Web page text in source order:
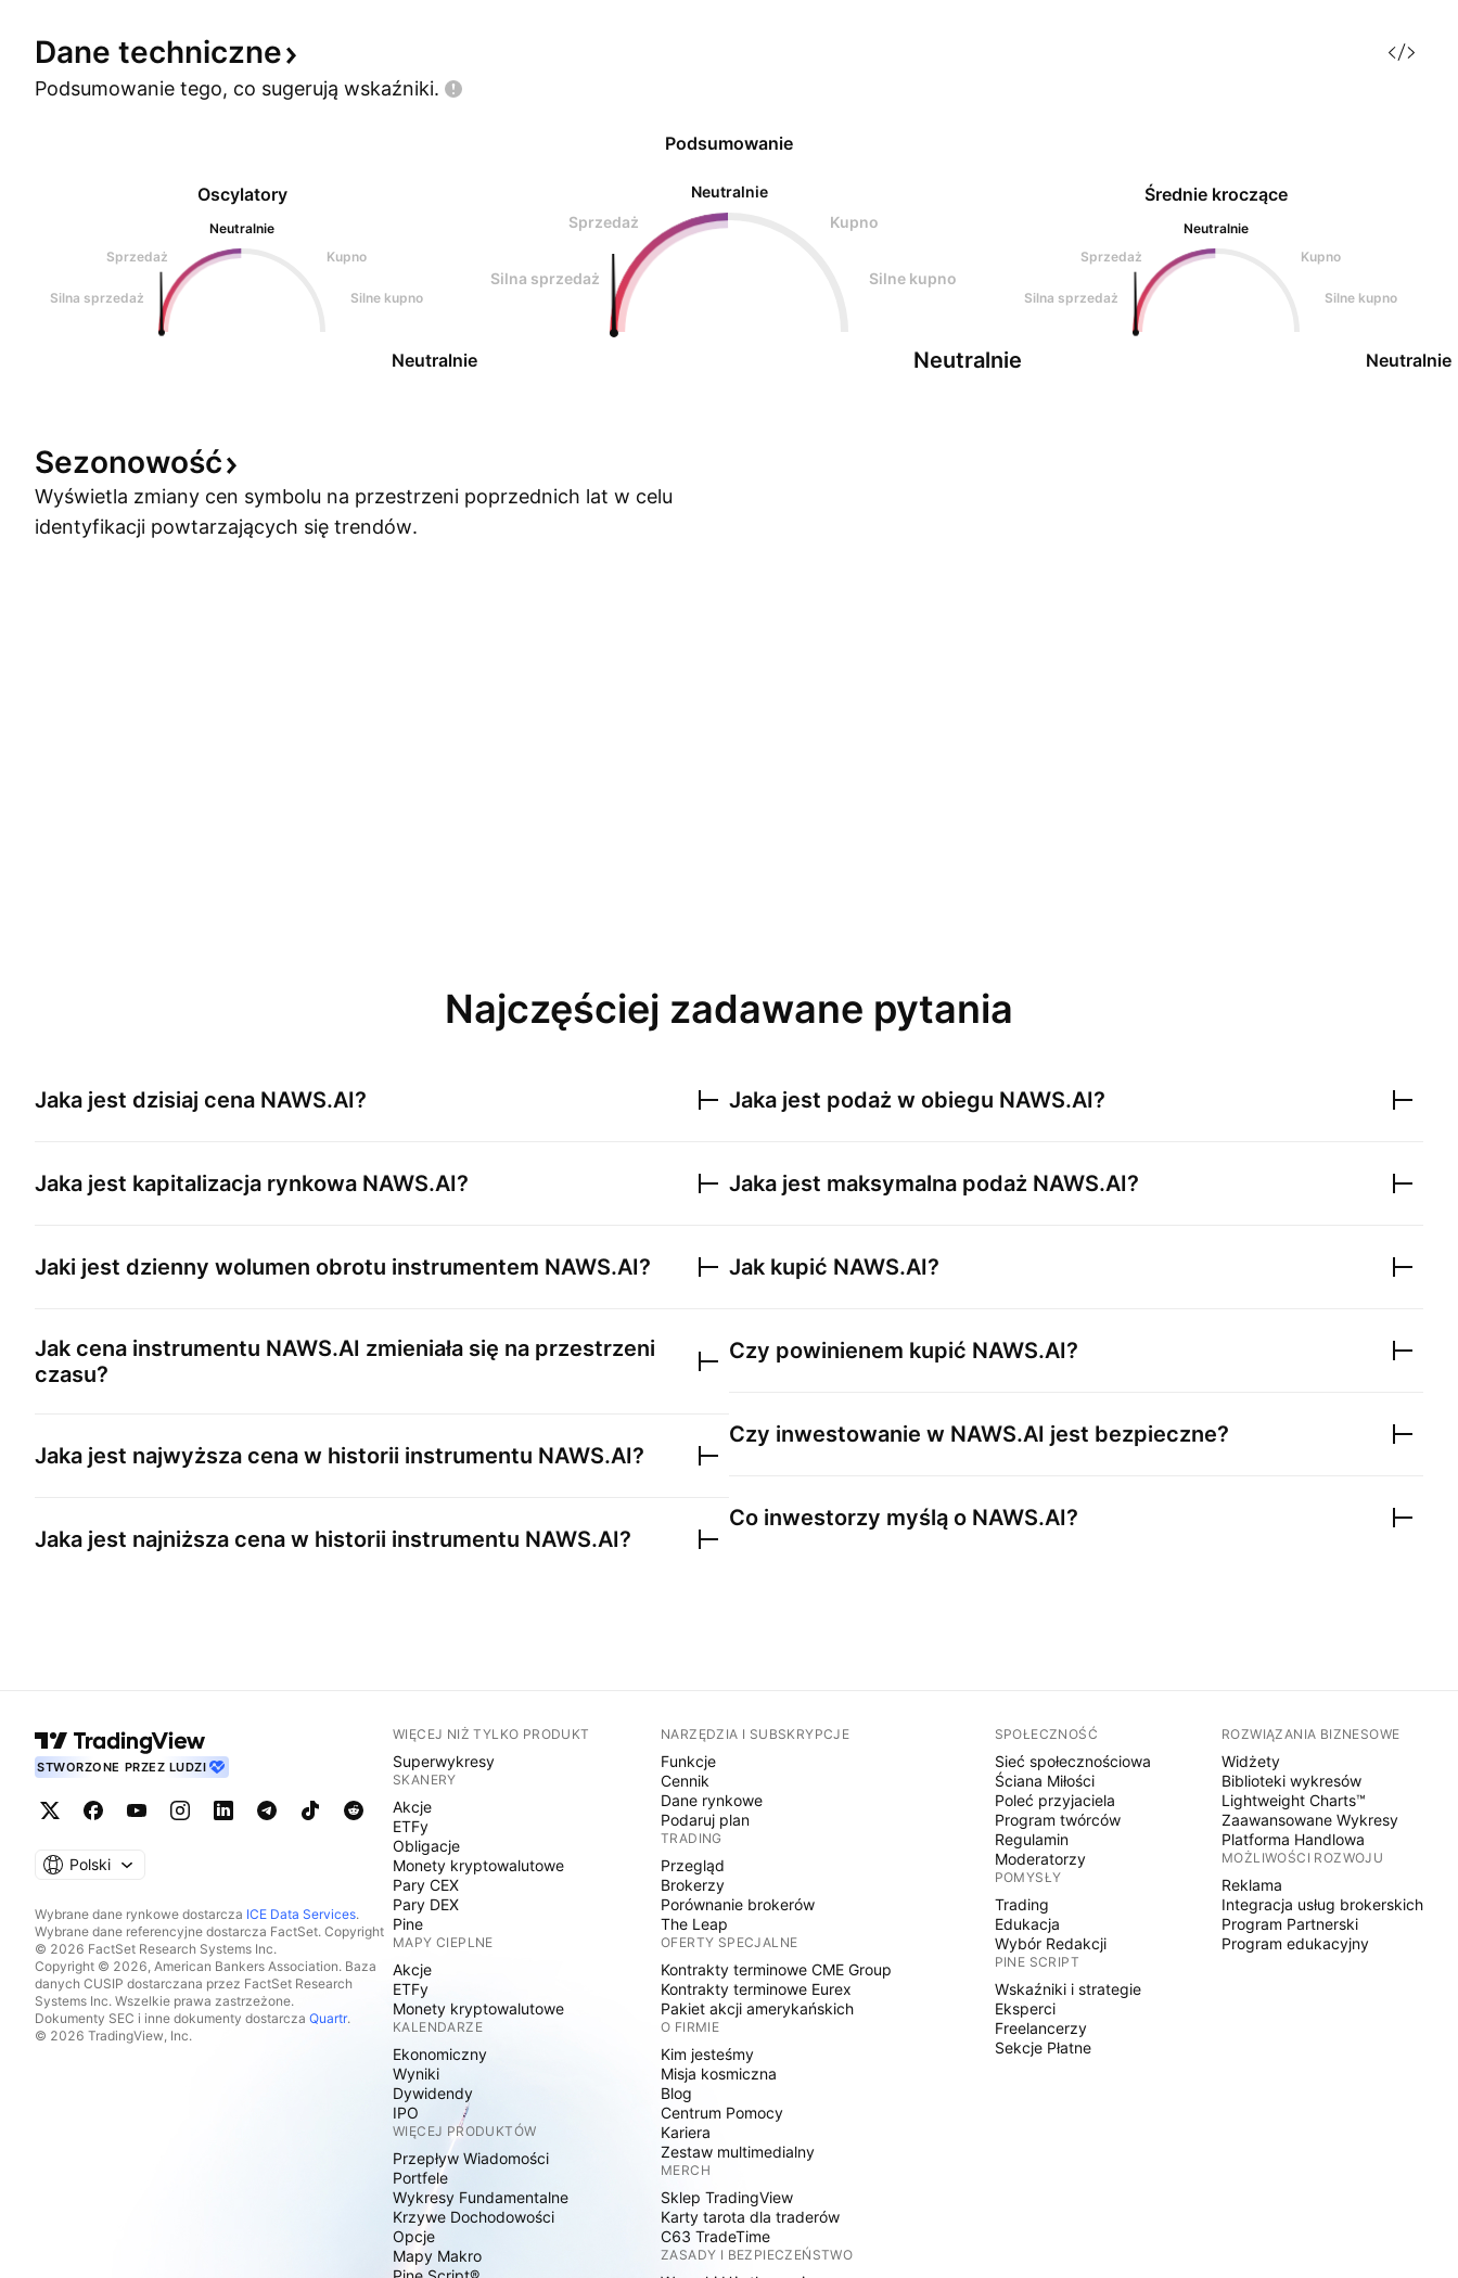
Dane techniczne
Podsumowanie tego, co sugerują wskaźniki.
Oscylatory
Neutralnie
Sprzedaż
Kupno
Silna sprzedaż Silne kupno
Neutralnie
Podsumowanie
Neutralnie
Sprzedaż
Kupno
Silna sprzedaż Silne kupno
Neutralnie
Średnie kroczące
Neutralnie
Sprzedaż
Kupno
Silna sprzedaż Silne kupno
Neutralnie
Sezonowość
Wyświetla zmiany cen symbolu na przestrzeni poprzednich lat w celu
identyfikacji powtarzających się trendów.
Najczęściej zadawane pytania
Jaka jest dzisiaj cena NAWS.AI?
Jaka jest kapitalizacja rynkowa NAWS.AI?
Jaki jest dzienny wolumen obrotu instrumentem NAWS.AI?
Jak cena instrumentu NAWS.AI zmieniała się na przestrzeni
czasu?
Jaka jest najwyższa cena w historii instrumentu NAWS.AI?
Jaka jest najniższa cena w historii instrumentu NAWS.AI?
Jaka jest podaż w obiegu NAWS.AI?
Jaka jest maksymalna podaż NAWS.AI?
Jak kupić NAWS.AI?
Czy powinienem kupić NAWS.AI?
Czy inwestowanie w NAWS.AI jest bezpieczne?
Co inwestorzy myślą o NAWS.AI?
STWORZONE PRZEZ LUDZI
Polski
Wybrane dane rynkowe dostarcza ICE Data Services.
Wybrane dane referencyjne dostarcza FactSet. Copyright
© 2026 FactSet Research Systems Inc.
Copyright © 2026, American Bankers Association. Baza
danych CUSIP dostarczana przez FactSet Research
Systems Inc. Wszelkie prawa zastrzeżone.
Dokumenty SEC i inne dokumenty dostarcza Quartr.
© 2026 TradingView, Inc.
WIĘCEJ NIŻ TYLKO PRODUKT
Superwykresy
SKANERY
Akcje
ETFy
Obligacje
Monety kryptowalutowe
Pary CEX
Pary DEX
Pine
MAPY CIEPLNE
Akcje
ETFy
Monety kryptowalutowe
KALENDARZE
Ekonomiczny
Wyniki
Dywidendy
IPO
WIĘCEJ PRODUKTÓW
Przepływ Wiadomości
Portfele
Wykresy Fundamentalne
Krzywe Dochodowości
Opcje
Mapy Makro
NARZĘDZIA I SUBSKRYPCJE
Funkcje
Cennik
Dane rynkowe
Podaruj plan
TRADING
Przegląd
Brokerzy
Porównanie brokerów
The Leap
OFERTY SPECJALNE
Kontrakty terminowe CME Group
Kontrakty terminowe Eurex
Pakiet akcji amerykańskich
O FIRMIE
Kim jesteśmy
Misja kosmiczna
Blog
Centrum Pomocy
Kariera
Zestaw multimedialny
MERCH
Sklep TradingView
Karty tarota dla traderów
C63 TradeTime
ZASADY I BEZPIECZEŃSTWO
SPOŁECZNOŚĆ
Sieć społecznościowa
Ściana Miłości
Poleć przyjaciela
Program twórców
Regulamin
Moderatorzy
POMYSŁY
Trading
Edukacja
Wybór Redakcji
PINE SCRIPT
Wskaźniki i strategie
Eksperci
Freelancerzy
Sekcje Płatne
ROZWIĄZANIA BIZNESOWE
Widżety
Biblioteki wykresów
Lightweight Charts™
Zaawansowane Wykresy
Platforma Handlowa
MOŻLIWOŚCI ROZWOJU
Reklama
Integracja usług brokerskich
Program Partnerski
Program edukacyjny